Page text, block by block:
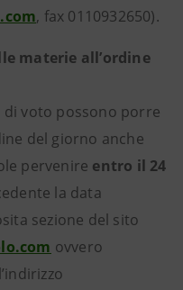
, fax 0110932650).
materie all’ordine
voto possono porre
del giorno anche
pervenire entro il 24
la data
sezione del sito
ovvero